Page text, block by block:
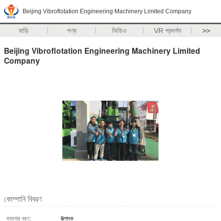
Beijing Vibroflotation Engineering Machinery Limited Company
বাড়ি পণ্য ভিডিও VR প্রদর্শন >>
Beijing Vibroflotation Engineering Machinery Limited
Company
কোম্পানি বিবরণ
ব্যবসার ধরণ:
উত্পাদক